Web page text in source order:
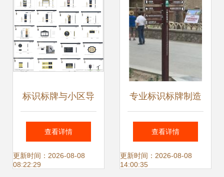
标识标牌与小区导
视牌矢量图 广告设
计中不可或缺的工
查看详情
更新时间：2026-08-08
08:22:29
专业标识标牌制造
商 | 西安茂佳——
让环境更有序，让
查看详情
更新时间：2026-08-08
14:00:35